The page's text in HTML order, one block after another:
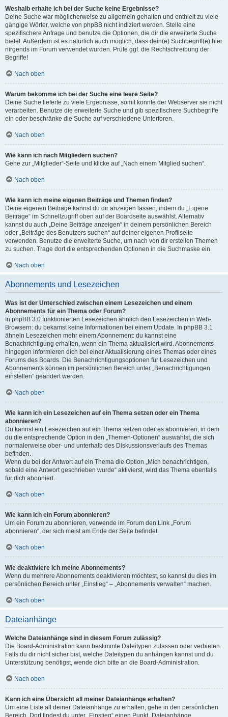
Weshalb erhalte ich bei der Suche keine Ergebnisse?
Deine Suche war möglicherweise zu allgemein gehalten und enthielt zu viele
gängige Wörter, welche von phpBB nicht indiziert werden. Stelle eine
spezifischere Anfrage und benutze die Optionen, die dir die erweiterte Suche
bietet. Außerdem ist es natürlich auch möglich, dass dein(e) Suchbegriff(e) hier
nirgends im Forum verwendet wurden. Prüfe ggf. die Rechtschreibung der
Begriffe!
Nach oben
Warum bekomme ich bei der Suche eine leere Seite?
Deine Suche lieferte zu viele Ergebnisse, somit konnte der Webserver sie nicht
verarbeiten. Benutze die erweiterte Suche und gib spezifischere Suchbegriffe
ein oder beschränke die Suche auf verschiedene Unterforen.
Nach oben
Wie kann ich nach Mitgliedern suchen?
Gehe zur „Mitglieder“-Seite und klicke auf „Nach einem Mitglied suchen“.
Nach oben
Wie kann ich meine eigenen Beiträge und Themen finden?
Deine eigenen Beiträge kannst du dir anzeigen lassen, indem du „Eigene
Beiträge“ im Schnellzugriff oben auf der Boardseite auswählst. Alternativ
kannst du auch „Deine Beiträge anzeigen“ in deinem persönlichen Bereich
oder „Beiträge des Benutzers suchen“ auf deiner eigenen Profilseite
verwenden. Benutze die erweiterte Suche, um nach von dir erstellen Themen
zu suchen. Trage dort die entsprechenden Optionen in die Suchmaske ein.
Nach oben
Abonnements und Lesezeichen
Was ist der Unterschied zwischen einem Lesezeichen und einem
Abonnements für ein Thema oder Forum?
In phpBB 3.0 funktionierten Lesezeichen ähnlich den Lesezeichen in Web-
Browsern: du bekamst keine Informationen bei einem Update. In phpBB 3.1
ähneln Lesezeichen mehr einem Abonnement: du kannst eine
Benachrichtigung erhalten, wenn ein Thema aktualisiert wird. Abonnements
hingegen informieren dich bei einer Aktualisierung eines Themas oder eines
Forums des Boards. Die Benachrichtigungsoptionen für Lesezeichen und
Abonnements können im persönlichen Bereich unter „Benachrichtigungen
einstellen“ geändert werden.
Nach oben
Wie kann ich ein Lesezeichen auf ein Thema setzen oder ein Thema
abonnieren?
Du kannst ein Lesezeichen auf ein Thema setzen oder es abonnieren, in dem
du die entsprechende Option in den „Themen-Optionen“ auswählst, die sich
normalerweise ober- und unterhalb des Diskussionsverlaufs des Themas
befinden.
Wenn du bei der Antwort auf ein Thema die Option „Mich benachrichtigen,
sobald eine Antwort geschrieben wurde“ aktivierst, wird das Thema ebenfalls
für dich abonniert.
Nach oben
Wie kann ich ein Forum abonnieren?
Um ein Forum zu abonnieren, verwende im Forum den Link „Forum
abonnieren“, der sich meist am Ende der Seite befindet.
Nach oben
Wie deaktiviere ich meine Abonnements?
Wenn du mehrere Abonnements deaktivieren möchtest, so kannst du dies im
persönlichen Bereich unter „Einstieg“ – „Abonnements verwalten“ machen.
Nach oben
Dateianhänge
Welche Dateianhänge sind in diesem Forum zulässig?
Die Board-Administration kann bestimmte Dateitypen zulassen oder verbieten.
Falls du dir nicht sicher bist, welche Dateitypen du anhängen kannst und du
Unterstützung benötigst, wende dich bitte an die Board-Administration.
Nach oben
Kann ich eine Übersicht all meiner Dateianhänge erhalten?
Um eine Liste all deiner Dateianhänge zu erhalten, gehe in den persönlichen
Bereich. Dort findest du unter „Einstieg“ einen Punkt „Dateianhänge